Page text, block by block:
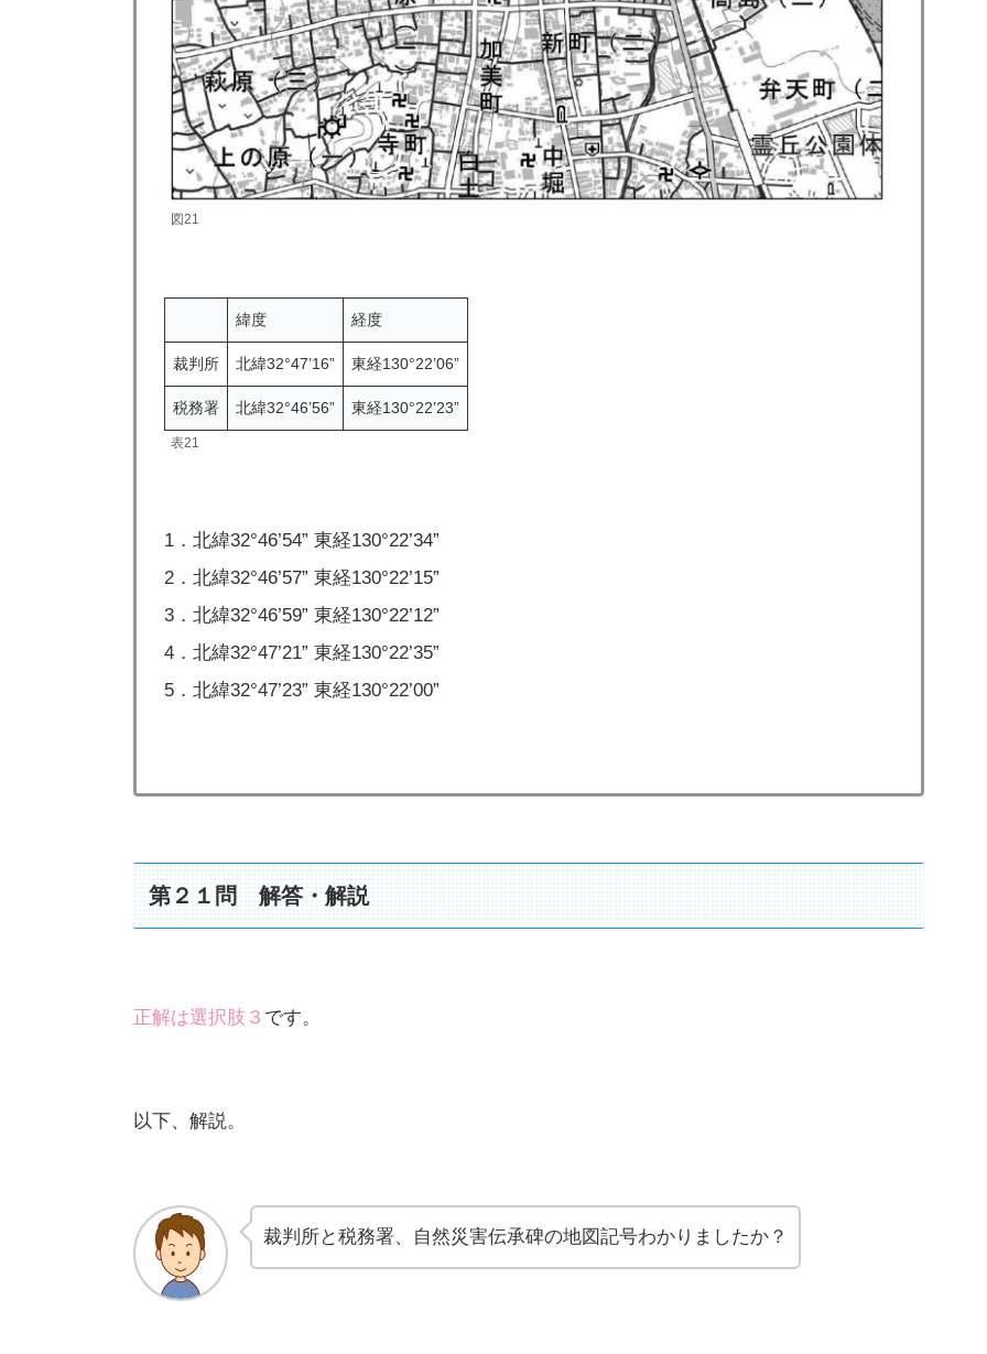
図21
緯度 経度
裁判所 北緯32°47’16” 東経130°22’06”
税務署 北緯32°46’56” 東経130°22’23”
表21
1．北緯32°46’54” 東経130°22’34”
2．北緯32°46’57” 東経130°22’15”
3．北緯32°46’59” 東経130°22’12”
4．北緯32°47’21” 東経130°22’35”
5．北緯32°47’23” 東経130°22’00”
第２１問 解答・解説
正解は選択肢３ です。
以下、解説。
裁判所と税務署、自然災害伝承碑の地図記号わかりましたか？